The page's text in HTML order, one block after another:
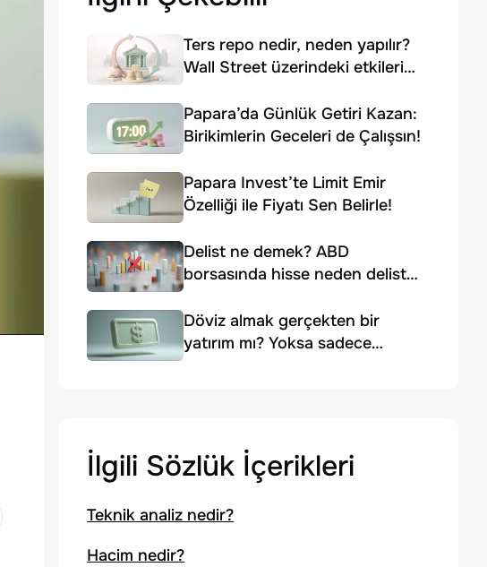
Ters repo nedir, neden yapılır?
Wall Street üzerindeki etkileri
Papara’da Günlük Getiri Kazan:
Birikimlerin Geceleri de Çalışsın!
Papara Invest’te Limit Emir
Özelliği ile Fiyatı Sen Belirle!
Delist ne demek? ABD
borsasında hisse neden delist
Döviz almak gerçekten bir
yatırım mı? Yoksa sadece
İlgili Sözlük İçerikleri
Teknik analiz nedir?
Hacim nedir?